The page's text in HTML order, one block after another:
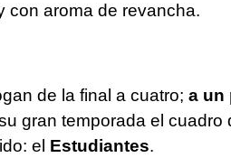
con aroma de revancha.
de la final a cuatro; a un
gran temporada el cuadro
el Estudiantes.